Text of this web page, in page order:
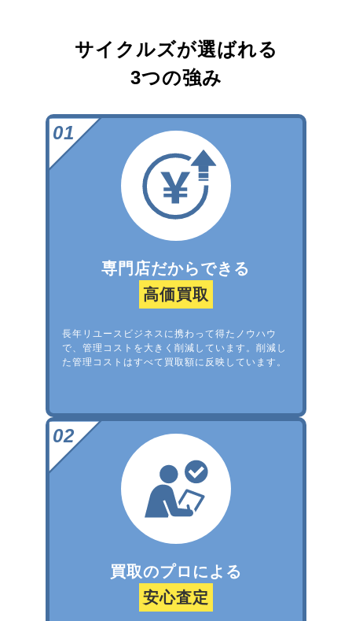
サイクルズが選ばれる
3つの強み
専門店だからできる
高価買取
長年リユースビジネスに携わって得たノウハウ
で、管理コストを大きく削減しています。削減し
た管理コストはすべて買取額に反映しています。
買取のプロによる
安心査定